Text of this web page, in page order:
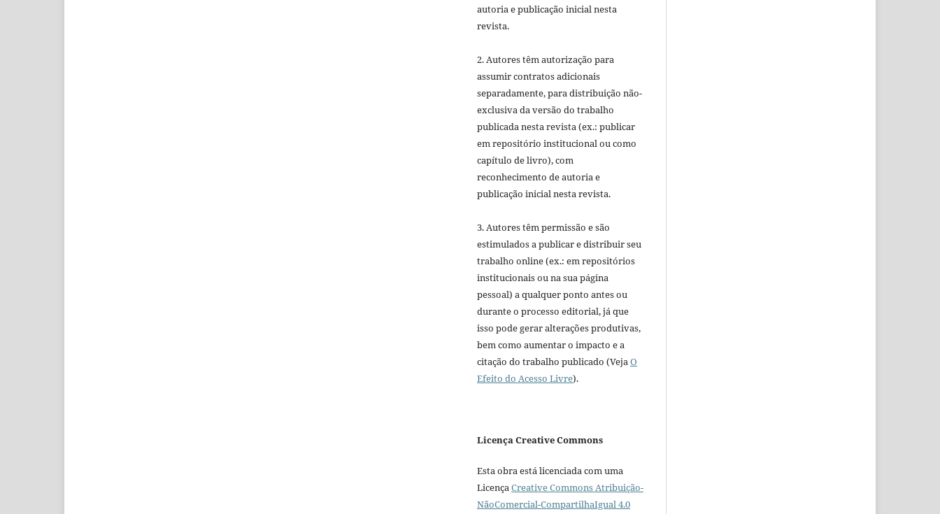
autoria e publicação inicial nesta
revista.
2. Autores têm autorização para
assumir contratos adicionais
separadamente, para distribuição não-
exclusiva da versão do trabalho
publicada nesta revista (ex.: publicar
em repositório institucional ou como
capítulo de livro), com
reconhecimento de autoria e
publicação inicial nesta revista.
3. Autores têm permissão e são
estimulados a publicar e distribuir seu
trabalho online (ex.: em repositórios
institucionais ou na sua página
pessoal) a qualquer ponto antes ou
durante o processo editorial, já que
isso pode gerar alterações produtivas,
bem como aumentar o impacto e a
citação do trabalho publicado (VejaO
Efeito do Acesso Livre).
Licença Creative Commons
Esta obra está licenciada com uma
LicençaCreative Commons Atribuição-
NãoComercial-CompartilhaIgual 4.0